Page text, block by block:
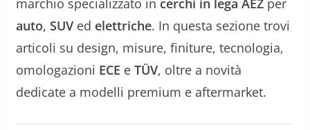
marchio specializzato in cerchi in lega AEZper
auto, SUVed elettriche. In questa sezione trovi
articoli su design, misure, finiture, tecnologia,
omologazioni ECE e TÜV, oltre a novità
dedicate a modelli premium e aftermarket.